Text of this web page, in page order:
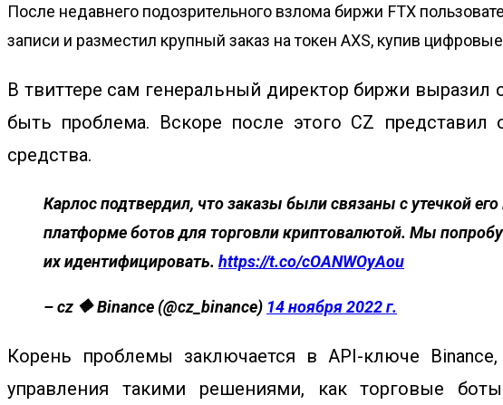
После недавнего подозрительного взлома биржи FTX
записи и разместил крупный заказ на токен AXS, купив
В твиттере сам генеральный директор биржи выразил
быть проблема. Вскоре после этого CZ
средства.
Карлос подтвердил, что заказы были связаны с утечкой
платформе ботов для торговли криптовалютой. Мы
их идентифицировать. https://t.co/cOANWOyAou
– cz 🔶 Binance (@cz_binance) 14 ноября 2022 г.
Корень проблемы заключается в API-ключе
управления такими решениями, как торговые